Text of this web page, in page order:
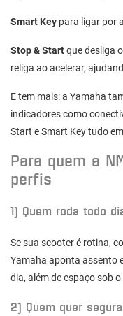
Smart Key para ligar por
Stop & Startque desliga
religa ao acelerar,
E tem mais: a Yamaha
indicadores como
Start e Smart Key tudo
Para quem a
perfis
1) Quem roda todo
Se sua scooter é rotina,
Yamaha aponta assento
dia, além de espaço sob
2) Quem quer